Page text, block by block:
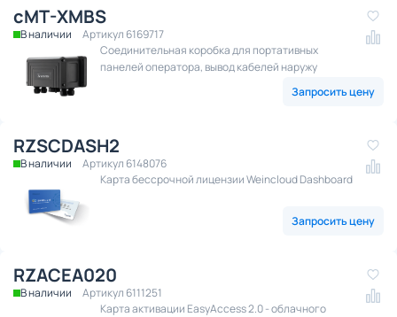
cMT-XMBS
В наличии
Артикул 6169717
Соединительная коробка для портативных
панелей оператора, вывод кабелей наружу
Запросить цену
RZSCDASH2
В наличии
Артикул 6148076
Карта бессрочной лицензии Weincloud Dashboard
Запросить цену
RZACEA020
В наличии
Артикул 6111251
Карта активации EasyAccess 2.0 - облачного